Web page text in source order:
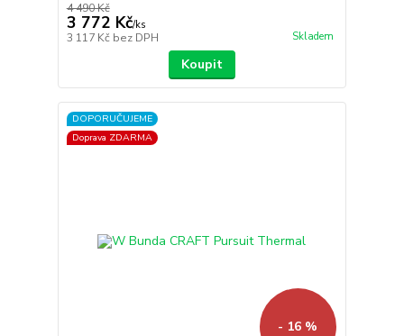
4 490 Kč
3 772 Kč/ks
3 117 Kč bez DPH Skladem
Koupit
DOPORUČUJEME
Doprava ZDARMA
- 16 %